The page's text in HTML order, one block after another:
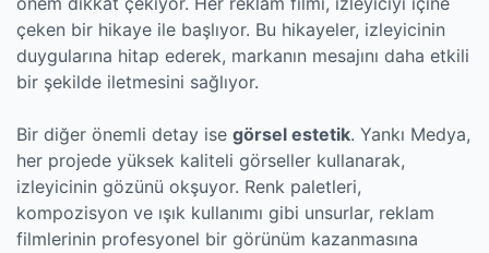
çeken bir hikaye ile başlıyor. Bu hikayeler, izleyicinin
duygularına hitap ederek, markanın mesajını daha etkili
bir şekilde iletmesini sağlıyor.
Bir diğer önemli detay ise görsel estetik. Yankı Medya,
her projede yüksek kaliteli görseller kullanarak,
izleyicinin gözünü okşuyor. Renk paletleri,
kompozisyon ve ışık kullanımı gibi unsurlar, reklam
filmlerinin profesyonel bir görünüm kazanmasına